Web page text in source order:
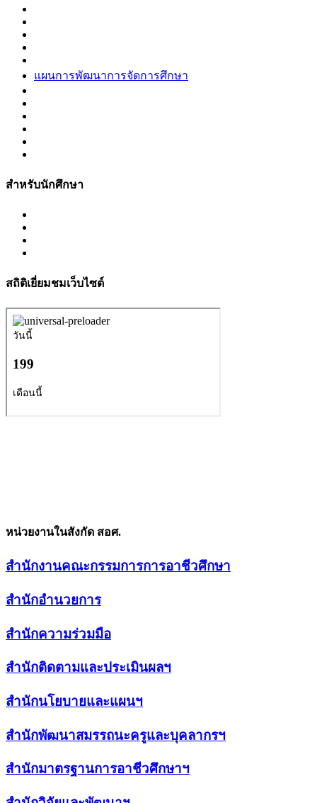
แผนการพัฒนาการจัดการศึกษา
สำหรับนักศึกษา
สถิติเยี่ยมชมเว็บไซต์
หน่วยงานในสังกัด สอศ.
สำนักงานคณะกรรมการการอาชีวศึกษา
สำนักอำนวยการ
สำนักความร่วมมือ
สำนักติดตามและประเมินผลฯ
สำนักนโยบายและแผนฯ
สำนักพัฒนาสมรรถนะครูและบุคลากรฯ
สำนักมาตรฐานการอาชีวศึกษาฯ